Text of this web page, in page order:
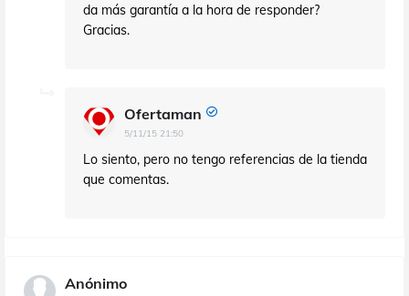
da más garantía a la hora de responder?
Gracias.
Ofertaman
5/11/15 21:50
Lo siento, pero no tengo referencias de la tienda
que comentas.
Anónimo